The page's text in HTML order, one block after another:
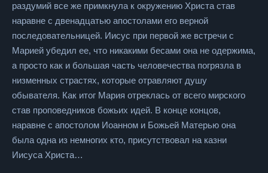
раздумий все же примкнула к окружению Христа став
наравне с двенадцатью апостолами его верной
последовательницей. Иисус при первой же встречи с
Марией убедил ее, что никакими бесами она не одержима,
а просто как и большая часть человечества погрязла в
низменных страстях, которые отравляют душу
обывателя. Как итог Мария отреклась от всего мирского
став проповедников божьих идей. В конце концов,
наравне с апостолом Иоанном и Божьей Матерью она
была одна из немногих кто, присутствовал на казни
Иисуса Христа…